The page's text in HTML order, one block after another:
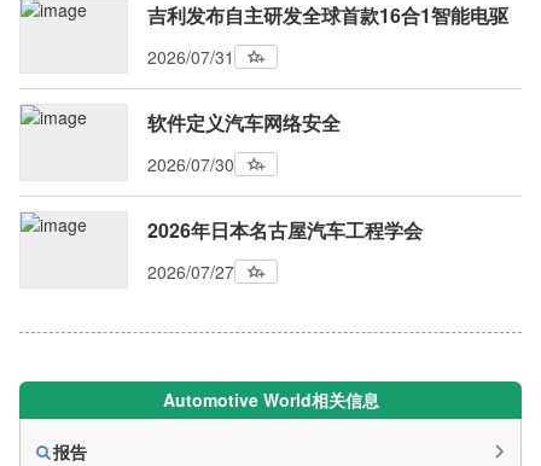
吉利发布自主研发全球首款16合1智能电驱
2026/07/31
软件定义汽车网络安全
2026/07/30
2026年日本名古屋汽车工程学会
2026/07/27
Automotive World相关信息
报告